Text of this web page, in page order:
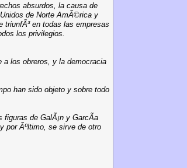
absurdos, la causa de
de Norte AmÃ©rica y
triunfÃ³ en todas las empresas
los privilegios.
a los obreros, y la democracia
han sido objeto y sobre todo
de GalÃ¡n y GarcÃ­a
por Ãºltimo, se sirve de otro